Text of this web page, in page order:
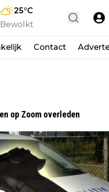
25°C
Bewolkt
Contact
op Zoom overleden